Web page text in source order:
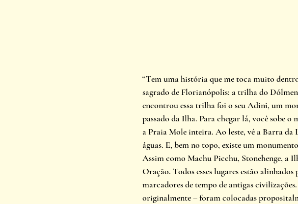
“Tem uma história que me toca muito
sagrado de Florianópolis: a trilha do
encontrou essa trilha foi o seu Adini, um
passado da Ilha. Para chegar lá, você sobe
a Praia Mole inteira. Ao leste, vê a Barra da
águas. E, bem no topo, existe um
Assim como Machu Picchu, Stonehenge, a
Oração. Todos esses lugares estão
marcadores de tempo de antigas
originalmente – foram colocadas